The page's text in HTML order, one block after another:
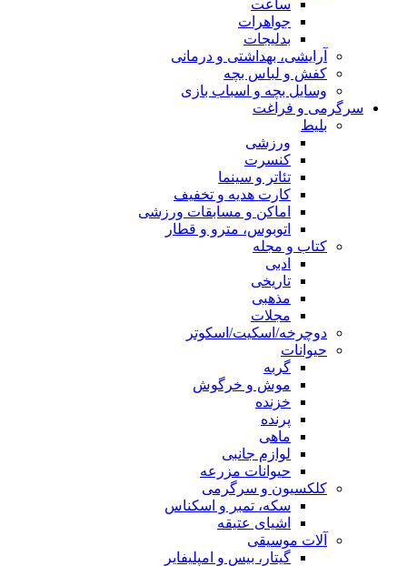
ساعت
جواهرات
بدلیجات
آرایشی، بهداشتی و درمانی
کفش و لباس بچه
وسایل بچه و اسباب بازی
سرگرمی و فراغت
بلیط
ورزشی
کنسرت
تئاتر و سینما
کارت هدیه و تخفیف
اماکن و مسابقات ورزشی
اتوبوس، مترو و قطار
کتاب و مجله
ادبی
تاریخی
مذهبی
مجلات
دوچرخه/اسکیت/اسکوتر
حیوانات
گربه
موش و خرگوش
خزنده
پرنده
ماهی
لوازم جانبی
حیوانات مزرعه
کلکسیون و سرگرمی
سکه، تمبر و اسکناس
اشیای عتیقه
آلات موسیقی
گیتار، بیس و امپلیفایر